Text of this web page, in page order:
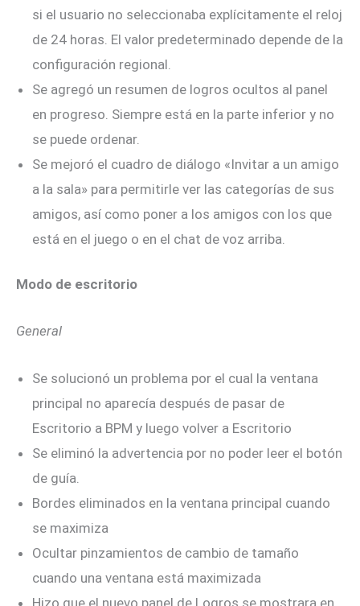
si el usuario no seleccionaba explícitamente el reloj
de 24 horas. El valor predeterminado depende de la
configuración regional.
Se agregó un resumen de logros ocultos al panel
en progreso. Siempre está en la parte inferior y no
se puede ordenar.
Se mejoró el cuadro de diálogo «Invitar a un amigo
a la sala» para permitirle ver las categorías de sus
amigos, así como poner a los amigos con los que
está en el juego o en el chat de voz arriba.
Modo de escritorio
General
Se solucionó un problema por el cual la ventana
principal no aparecía después de pasar de
Escritorio a BPM y luego volver a Escritorio
Se eliminó la advertencia por no poder leer el botón
de guía.
Bordes eliminados en la ventana principal cuando
se maximiza
Ocultar pinzamientos de cambio de tamaño
cuando una ventana está maximizada
Hizo que el nuevo panel de Logros se mostrara en